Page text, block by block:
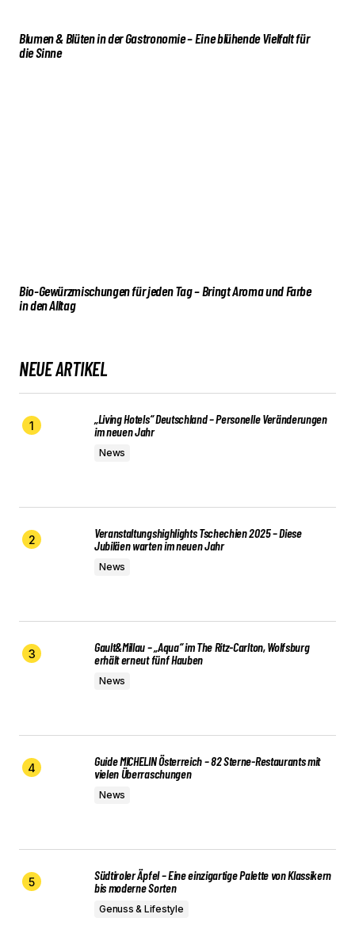
Blumen & Blüten in der Gastronomie – Eine blühende Vielfalt für
die Sinne
Bio-Gewürzmischungen für jeden Tag – Bringt Aroma und Farbe
in den Alltag
NEUE ARTIKEL
„Living Hotels“ Deutschland – Personelle Veränderungen
im neuen Jahr
News
Veranstaltungshighlights Tschechien 2025 – Diese
Jubiläen warten im neuen Jahr
News
Gault&Millau – „Aqua“ im The Ritz-Carlton, Wolfsburg
erhält erneut fünf Hauben
News
Guide MICHELIN Österreich – 82 Sterne-Restaurants mit
vielen Überraschungen
News
Südtiroler Äpfel – Eine einzigartige Palette von Klassikern
bis moderne Sorten
Genuss & Lifestyle